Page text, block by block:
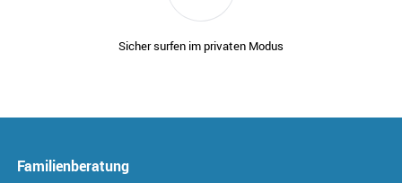
Sicher surfen im privaten Modus
Familienberatung